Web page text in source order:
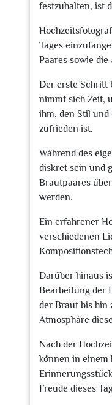
festzuhalten, ist
Tages
Paares sowie
Der erste Schritt
nimmt sich Zeit,
ihm, den Stil und
zufrieden ist.
Während des
diskret sein und
Brautpaares
werden.
Ein erfahrener
verschiedenen
Darüber hinaus
Bearbeitung der
der Braut bis hin
Atmosphäre
Nach der
können in einem
Freude dieses